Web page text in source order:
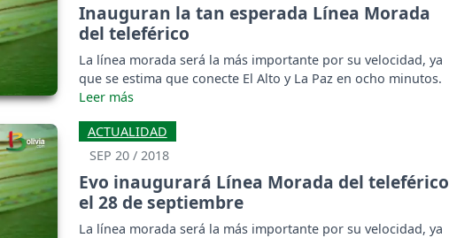
Inauguran la tan esperada Línea Morada
del teleférico
La línea morada será la más importante por su velocidad, ya
que se estima que conecte El Alto y La Paz en ocho minutos.
ACTUALIDAD
SEP 20 / 2018
Evo inaugurará Línea Morada del teleférico
el 28 de septiembre
La línea morada será la más importante por su velocidad, ya